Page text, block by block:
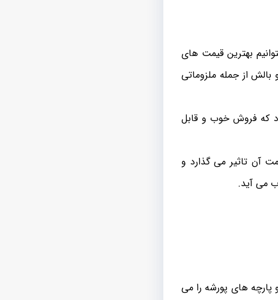
بهترین قیمت های
از جمله ملزوماتی
که فروش خوب و قابل
آن تاثیر می گذارد و
می آید.
پارچه های پورشه را می